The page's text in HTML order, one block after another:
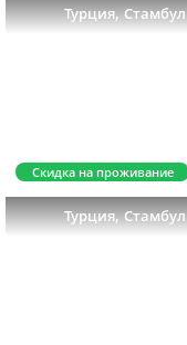
Турция,Стамбул
Скидка на проживание
Турция,Стамбул